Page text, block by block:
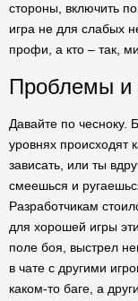
стороны, включить
игра не для слабых
профи, а кто – так,
Проблемы и
Давайте по чесноку.
уровнях происходят
зависать, или ты
смеешься и
Разработчикам
для хорошей игры
поле боя, выстрел
в чате с другими
каком-то баге, а